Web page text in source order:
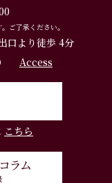
ご了承ください。
口より徒歩 4分
Access
こちら